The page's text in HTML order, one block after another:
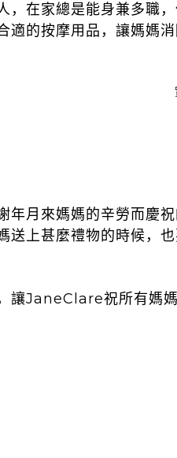
，在家總是能身兼多職
適的按摩用品，讓媽媽
年月來媽媽的辛勞而慶
送上甚麼禮物的時候，也
讓JaneClare祝所有媽媽